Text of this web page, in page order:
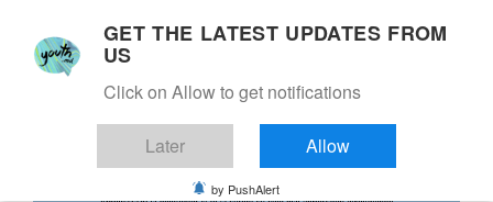
GET THE LATEST UPDATES FROM
US
Click on Allow to get notifications
Later Allow
by PushAlert